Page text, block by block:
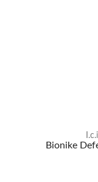
Bionike